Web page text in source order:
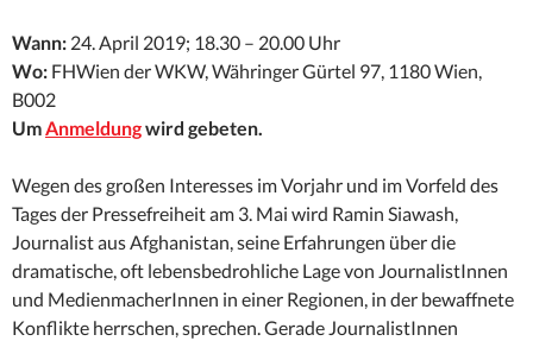
Wann: 24. April 2019; 18.30 – 20.00 Uhr
Wo: FHWien der WKW, Währinger Gürtel 97, 1180 Wien,
B002
UmAnmeldungwird gebeten.
Wegen des großen Interesses im Vorjahr und im Vorfeld des
Tages der Pressefreiheit am 3. Mai wird Ramin Siawash,
Journalist aus Afghanistan, seine Erfahrungen über die
dramatische, oft lebensbedrohliche Lage von JournalistInnen
und MedienmacherInnen in einer Regionen, in der bewaffnete
Konflikte herrschen, sprechen. Gerade JournalistInnen